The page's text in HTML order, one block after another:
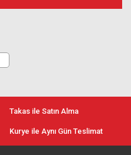
Takas ile Satın Alma
Kurye ile Aynı Gün Teslimat